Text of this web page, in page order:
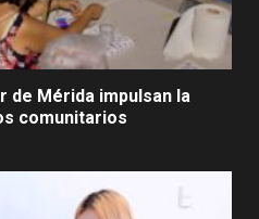
de Mérida impulsan la
comunitarios